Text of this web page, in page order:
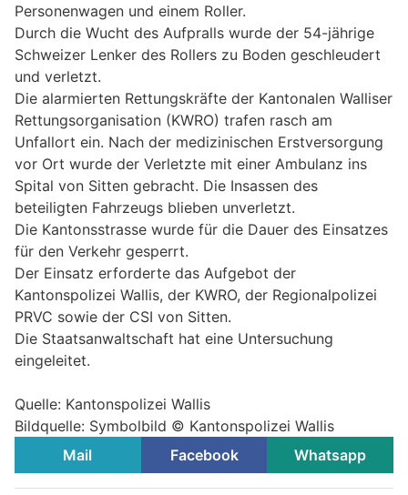
Personenwagen und einem Roller.
Durch die Wucht des Aufpralls wurde der 54-jährige
Schweizer Lenker des Rollers zu Boden geschleudert
und verletzt.
Die alarmierten Rettungskräfte der Kantonalen Walliser
Rettungsorganisation (KWRO) trafen rasch am
Unfallort ein. Nach der medizinischen Erstversorgung
vor Ort wurde der Verletzte mit einer Ambulanz ins
Spital von Sitten gebracht. Die Insassen des
beteiligten Fahrzeugs blieben unverletzt.
Die Kantonsstrasse wurde für die Dauer des Einsatzes
für den Verkehr gesperrt.
Der Einsatz erforderte das Aufgebot der
Kantonspolizei Wallis, der KWRO, der Regionalpolizei
PRVC sowie der CSI von Sitten.
Die Staatsanwaltschaft hat eine Untersuchung
eingeleitet.
Quelle: Kantonspolizei Wallis
Bildquelle: Symbolbild © Kantonspolizei Wallis
Mail
Facebook Whatsapp